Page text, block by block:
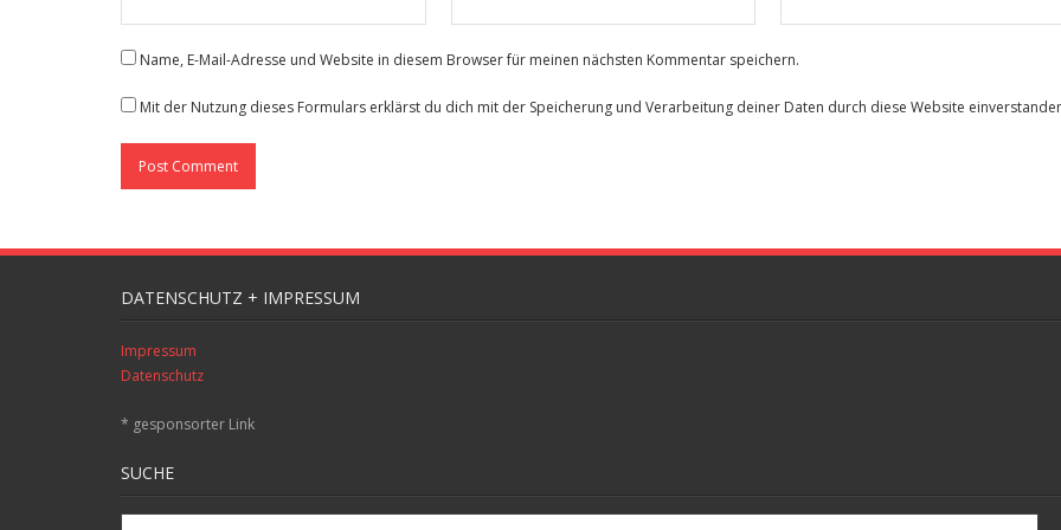
Name, E-Mail-Adresse und Website in diesem Browser für meinen nächsten Kommentar speichern.
Mit der Nutzung dieses Formulars erklärst du dich mit der Speicherung und Verarbeitung deiner Daten durch diese Website
DATENSCHUTZ + IMPRESSUM
Impressum
Datenschutz
* gesponsorter Link
SUCHE